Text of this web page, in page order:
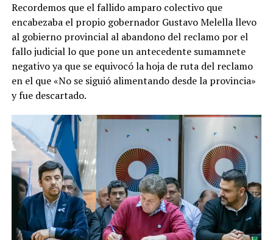
Recordemos que el fallido amparo colectivo que
encabezaba el propio gobernador Gustavo Melella llevo
al gobierno provincial al abandono del reclamo por el
fallo judicial lo que pone un antecedente sumamnete
negativo ya que se equivocó la hoja de ruta del reclamo
en el que «No se siguió alimentando desde la provincia»
y fue descartado.